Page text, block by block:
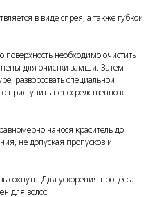
в виде спрея, а также губкой
поверхность необходимо очистить
для очистки замши. Затем
разворсовать специальной
приступить непосредственно к
нанося краситель до
не допуская пропусков и
Для ускорения процесса
для волос.